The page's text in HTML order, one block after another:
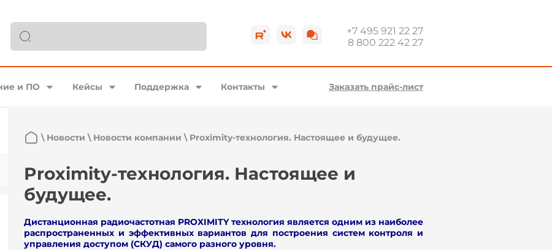
+7 495 921 22 27
8 800 222 42 27
и ПО Кейсы Поддержка Контакты Заказать прайс-лист
\ Новости \ Новости компании \ Proximity-технология. Настоящее и будущее.
Proximity-технология. Настоящее и
будущее.
Дистанционная радиочастотная PROXIMITY технология является одним из наиболее
распространенных и эффективных вариантов для построения систем контроля и
управления доступом (СКУД) самого разного уровня.